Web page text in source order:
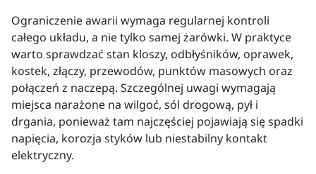
Ograniczenie awarii wymaga regularnej kontroli
całego układu, a nie tylko samej żarówki. W praktyce
warto sprawdzać stan kloszy, odbłyśników, oprawek,
kostek, złączy, przewodów, punktów masowych oraz
połączeń z naczepą. Szczególnej uwagi wymagają
miejsca narażone na wilgoć, sól drogową, pył i
drgania, ponieważ tam najczęściej pojawiają się spadki
napięcia, korozja styków lub niestabilny kontakt
elektryczny.